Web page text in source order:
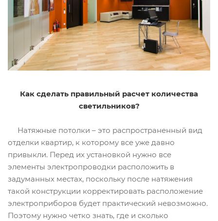
Как сделать правильный расчет количества
светильников?
Натяжные потолки – это распространенный вид
отделки квартир, к которому все уже давно
привыкли. Перед их установкой нужно все
элементы электропроводки расположить в
задуманных местах, поскольку после натяжения
такой конструкции корректировать расположение
электроприборов будет практический невозможно.
Поэтому нужно четко знать, где и сколько